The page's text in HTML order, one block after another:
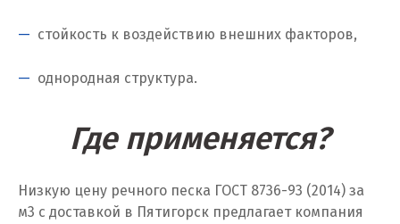
Камышево
Камышлов
Качканар
стойкость к воздействию внешних факторов,
однородная структура.
Где применяется?
Низкую цену речного песка ГОСТ 8736-93 (2014) за
м3 с доставкой в Пятигорск предлагает компания